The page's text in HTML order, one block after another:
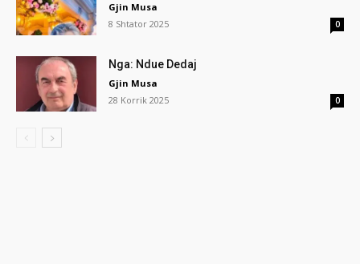
Gjin Musa
8 Shtator 2025
0
Nga: Ndue Dedaj
Gjin Musa
28 Korrik 2025
0